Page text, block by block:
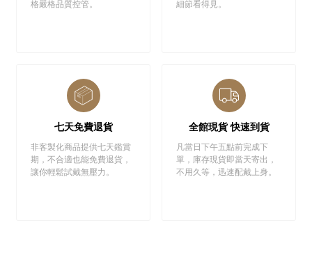
格嚴格品質控管。
細節看得見。
七天免費退貨
非客製化商品提供七天鑑賞
期，不合適也能免費退貨，
讓你輕鬆試戴無壓力。
全館現貨 快速到貨
凡當日下午五點前完成下
單，庫存現貨即當天寄出，
不用久等，迅速配戴上身。